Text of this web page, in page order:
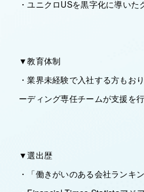
・ユニクロUSを黒字化に導い
▼教育体制
・業界未経験で入社する方もお
ーディング専任チームが支援を
▼選出歴
・「働きがいのある会社ランキ